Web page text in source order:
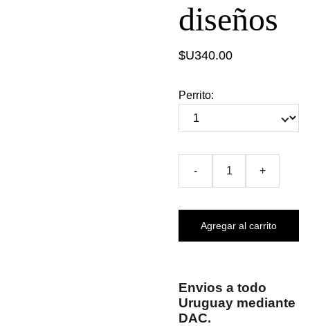
diseños
$U340.00
Perrito:
- +
Agregar al carrito
Envios a todo
Uruguay mediante
DAC.